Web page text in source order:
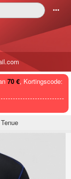
󰄒
70 €, Kortingscode: